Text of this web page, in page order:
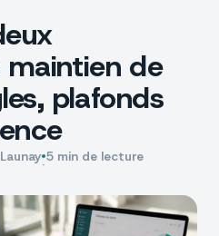
maintien de
plafonds
·5 min de lecture